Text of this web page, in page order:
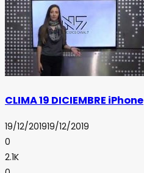
CLIMA 19 DICIEMBRE iPhone
19/12/201919/12/2019
0
2.1K